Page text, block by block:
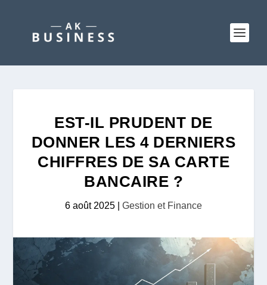
EST-IL PRUDENT DE
DONNER LES 4 DERNIERS
CHIFFRES DE SA CARTE
BANCAIRE ?
6 août 2025 Gestion et Finance